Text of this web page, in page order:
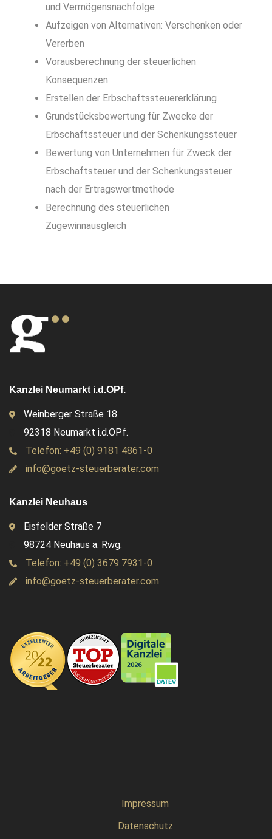
und Vermögensnachfolge
Aufzeigen von Alternativen: Verschenken oder
Vererben
Vorausberechnung der steuerlichen
Konsequenzen
Erstellen der Erbschaftssteuererklärung
Grundstücksbewertung für Zwecke der
Erbschaftssteuer und der Schenkungssteuer
Bewertung von Unternehmen für Zweck der
Erbschaftsteuer und der Schenkungssteuer
nach der Ertragswertmethode
Berechnung des steuerlichen
Zugewinnausgleich
Kanzlei Neumarkt i.d.OPf.
Weinberger Straße 18
92318 Neumarkt i.d.OPf.
Telefon: +49 (0) 9181 4861-0
info@goetz-steuerberater.com
Kanzlei Neuhaus
Eisfelder Straße 7
98724 Neuhaus a. Rwg.
Telefon: +49 (0) 3679 7931-0
info@goetz-steuerberater.com
Impressum
Datenschutz